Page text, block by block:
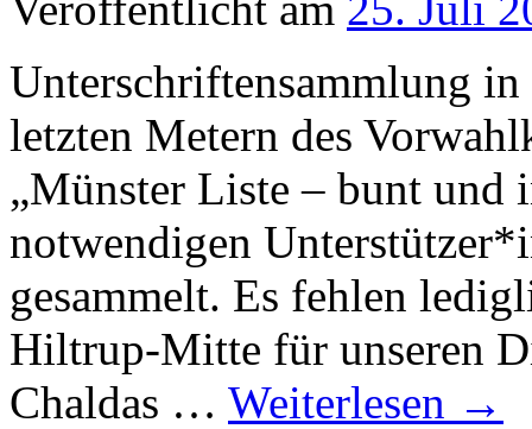
Unterschriftensammlung
letzten Metern des
„Münster Liste – bunt und
notwendigen
gesammelt. Es fehlen
Hiltrup-Mitte für unseren
Chaldas … Weiterlesen →